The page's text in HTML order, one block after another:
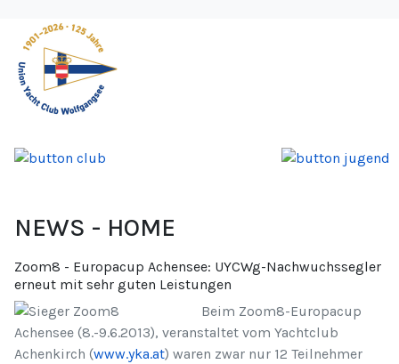
NEWS - HOME
Zoom8 - Europacup Achensee: UYCWg-Nachwuchssegler
erneut mit sehr guten Leistungen
Beim Zoom8-Europacup
Achensee (8.-9.6.2013), veranstaltet vom Yachtclub
Achenkirch (www.yka.at) waren zwar nur 12 Teilnehmer